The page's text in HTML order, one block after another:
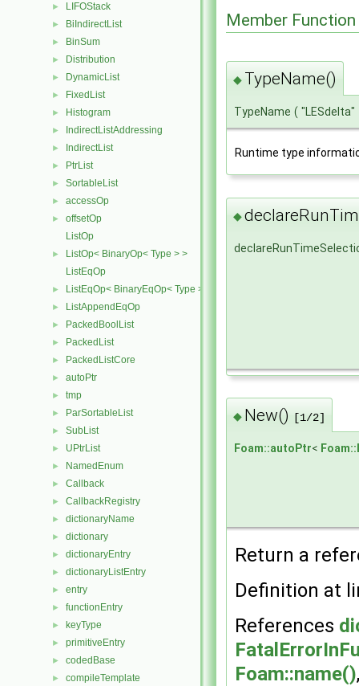
► LIFOStack
► BiIndirectList
► BinSum
► Distribution
► DynamicList
► FixedList
► Histogram
► IndirectListAddressing
► IndirectList
► PtrList
► SortableList
► accessOp
►
offsetOp
ListOp
►
ListOp< BinaryOp< Type > >
ListEqOp
► ListEqOp< BinaryEqOp< Type > >
► ListAppendEqOp
► PackedBoolList
► PackedList
► PackedListCore
► autoPtr
► tmp
► ParSortableList
► SubList
► UPtrList
► NamedEnum
► Callback
► CallbackRegistry
► dictionaryName
► dictionary
► dictionaryEntry
► dictionaryListEntry
► entry
► functionEntry
► keyType
► primitiveEntry
► codedBase
► compileTemplate
Member
◆ TypeName()
TypeName ( "LESdelta"
Runtime type
◆
◆ New() [1/2]
Foam::autoPtr<
Return a
Definition at
References
Foam::name()